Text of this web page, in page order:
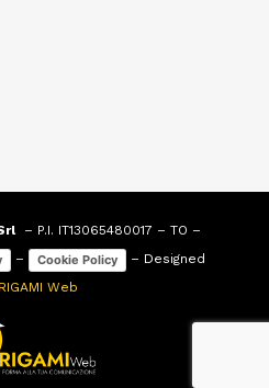
– P.I. IT13065480017 – TO –
– Cookie Policy
– Designed
Web